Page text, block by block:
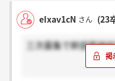
eIxav1cN さん (23
三次募集で幹部面接